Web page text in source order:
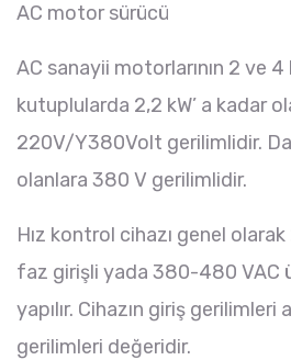
AC motor sürücü
AC sanayii motorlarının 2 ve
kutuplularda 2,2 kW’ a kadar
220V/Y380Volt gerilimlidir.
olanlara 380 V gerilimlidir.
Hız kontrol cihazı genel
faz girişli yada 380-480 VAC
yapılır. Cihazın giriş gerilimleri
gerilimleri değeridir.